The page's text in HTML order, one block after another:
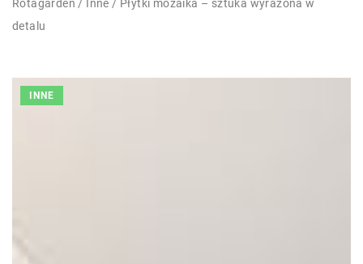
Rotagarden / Inne / Płytki mozaika – sztuka wyrażona w
detalu
INNE